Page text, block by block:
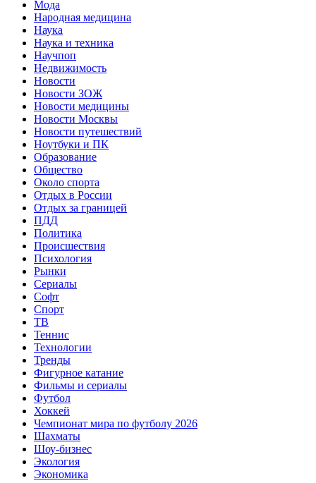
Мода
Народная медицина
Наука
Наука и техника
Научпоп
Недвижимость
Новости
Новости ЗОЖ
Новости медицины
Новости Москвы
Новости путешествий
Ноутбуки и ПК
Образование
Общество
Около спорта
Отдых в России
Отдых за границей
ПДД
Политика
Происшествия
Психология
Рынки
Сериалы
Софт
Спорт
ТВ
Теннис
Технологии
Тренды
Фигурное катание
Фильмы и сериалы
Футбол
Хоккей
Чемпионат мира по футболу 2026
Шахматы
Шоу-бизнес
Экология
Экономика